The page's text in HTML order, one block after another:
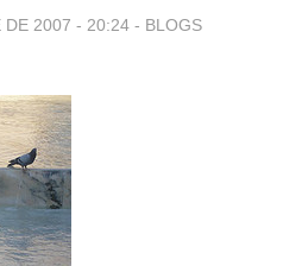
DE 2007 - 20:24 - BLOGS